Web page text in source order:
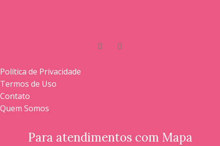
Política de Privacidade
Termos de Uso
Contato
Quem Somos
Para atendimentos com Mapa